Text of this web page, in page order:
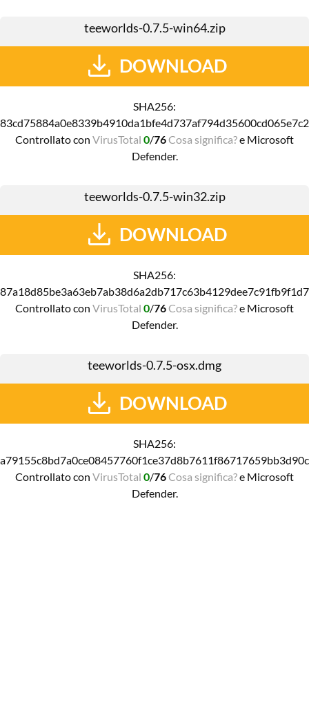
teeworlds-0.7.5-win64.zip
DOWNLOAD
SHA256:
Controllato con VirusTotal 0/76Cosa significa?e Microsoft
Defender.
teeworlds-0.7.5-win32.zip
DOWNLOAD
SHA256:
Controllato con VirusTotal 0/76Cosa significa?e Microsoft
Defender.
teeworlds-0.7.5-osx.dmg
DOWNLOAD
SHA256:
Controllato con VirusTotal 0/76Cosa significa?e Microsoft
Defender.